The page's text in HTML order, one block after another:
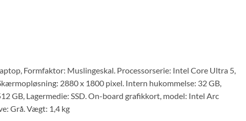
Formfaktor: Muslingeskal. Processorserie: Intel Core Ultra 5,
2880 x 1800 pixel. Intern hukommelse: 32 GB,
GB, Lagermedie: SSD. On-board grafikkort, model: Intel Arc
Grå. Vægt: 1,4 kg